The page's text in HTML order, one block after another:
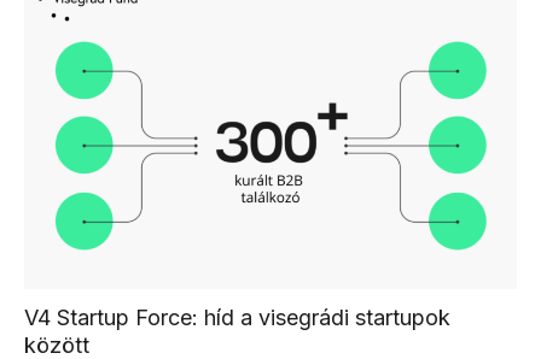
V4 Startup Force: híd a visegrádi startupok
között